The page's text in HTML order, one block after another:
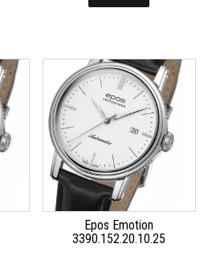
Epos Emotion
3390.152.20.10.25